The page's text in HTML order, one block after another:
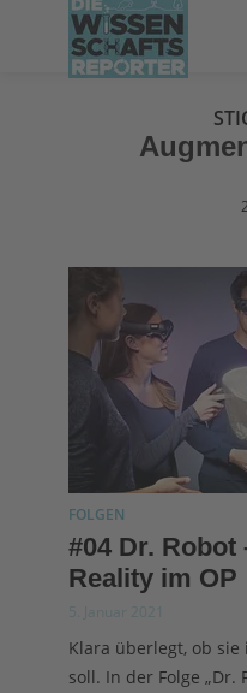
FOLGEN
#04 Dr. Robot
Reality im OP
5. Januar 2021
Klara überlegt, ob
soll. In der Folge